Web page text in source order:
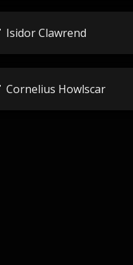
Isidor Clawrend
Cornelius Howlscar